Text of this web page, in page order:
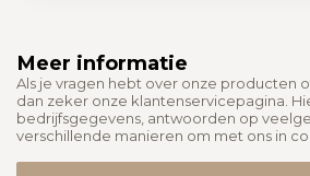
Meer informatie
Als je vragen hebt over onze producten
dan zeker onze klantenservicepagina.
bedrijfsgegevens, antwoorden op
verschillende manieren om met ons in